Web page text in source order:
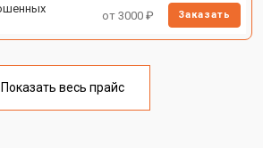
от 3000 ₽ Заказать
Показать весь прайс